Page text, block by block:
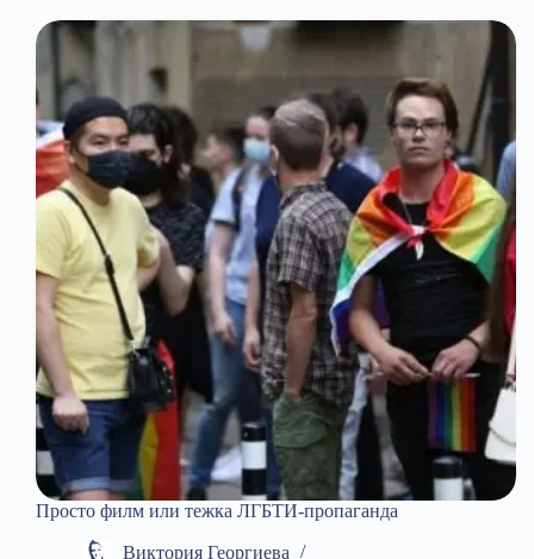
Просто филм или тежка ЛГБТИ-пропаганда
Виктория Георгиева